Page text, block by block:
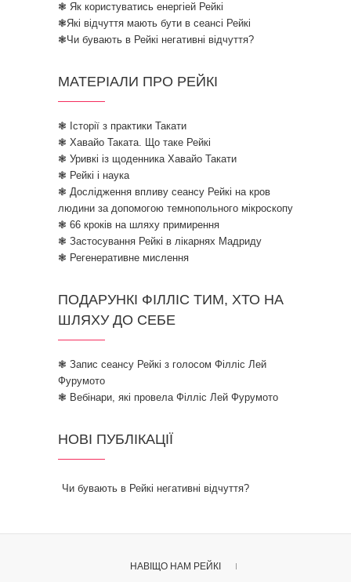
❃ Як користуватись енергіей Рейкі
❃Які відчуття мають бути в сеансі Рейкі
❃Чи бувають в Рейкі негативні відчуття?
МАТЕРІАЛИ ПРО РЕЙКІ
❃ Історії з практики Такати
❃ Хавайо Таката. Що таке Рейкі
❃ Уривкі із щоденника Хавайо Такати
❃ Рейкі і наука
❃ Дослідження впливу сеансу Рейкі на кров
людини за допомогою темнопольного мікроскопу
❃ 66 кроків на шляху примирення
❃ Застосування Рейкі в лікарнях Мадриду
❃ Регенеративне мислення
ПОДАРУНКІ ФІЛЛІС ТИМ, ХТО НА
ШЛЯХУ ДО СЕБЕ
❃ Запис сеансу Рейкі з голосом Філліс Лей
Фурумото
❃ Вебінари, які провела Філліс Лей Фурумото
НОВІ ПУБЛІКАЦІЇ
Чи бувають в Рейкі негативні відчуття?
НАВІЩО НАМ РЕЙКІ